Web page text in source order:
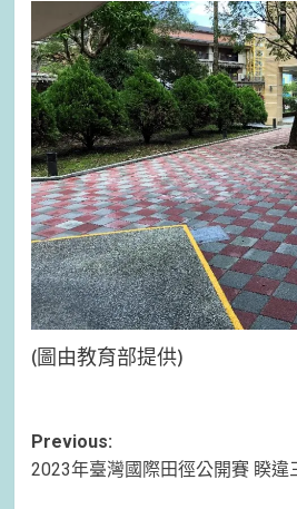
(圖由教育部提供)
Post
navigation
Previous:
2023年臺灣國際田徑公開賽 睽違